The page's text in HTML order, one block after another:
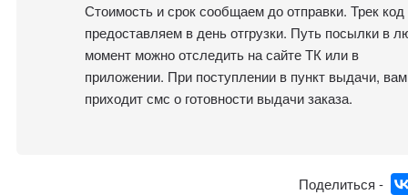
Стоимость и срок сообщаем до отправки. Трек код
предоставляем в день отгрузки. Путь посылки в
момент можно отследить на сайте ТК или в
приложении. При поступлении в пункт выдачи, вам
приходит смс о готовности выдачи заказа.
Поделиться -